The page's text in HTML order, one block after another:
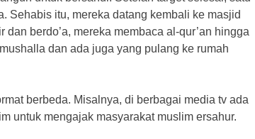
Sehabis itu, mereka datang kembali ke masjid
berdo’a, mereka membaca al-qur’an hingga
dan ada juga yang pulang ke rumah
berbeda. Misalnya, di berbagai media tv ada
untuk mengajak masyarakat muslim ersahur.